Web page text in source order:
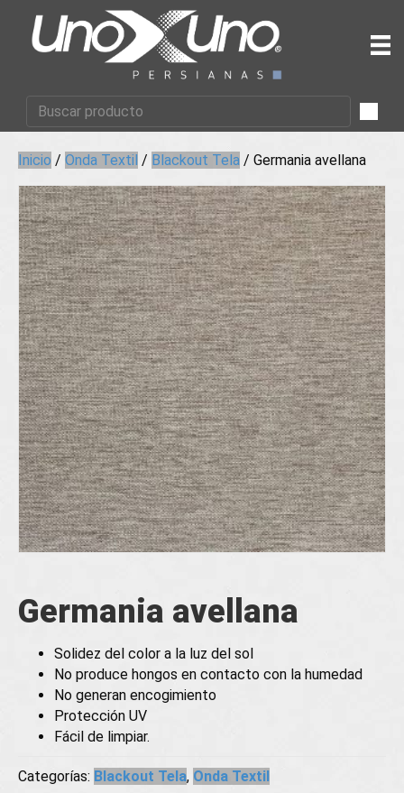
Inicio / Onda Textil / Blackout Tela / Germania avellana
Germania avellana
Solidez del color a la luz del sol
No produce hongos en contacto con la humedad
No generan encogimiento
Protección UV
Fácil de limpiar.
Categorías: Blackout Tela, Onda Textil